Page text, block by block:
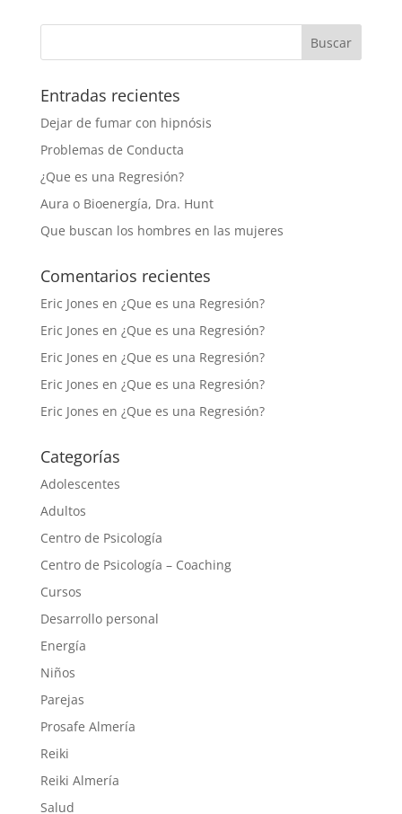
Entradas recientes
Dejar de fumar con hipnósis
Problemas de Conducta
¿Que es una Regresión?
Aura o Bioenergía, Dra. Hunt
Que buscan los hombres en las mujeres
Comentarios recientes
Eric Jones en ¿Que es una Regresión?
Eric Jones en ¿Que es una Regresión?
Eric Jones en ¿Que es una Regresión?
Eric Jones en ¿Que es una Regresión?
Eric Jones en ¿Que es una Regresión?
Categorías
Adolescentes
Adultos
Centro de Psicología
Centro de Psicología – Coaching
Cursos
Desarrollo personal
Energía
Niños
Parejas
Prosafe Almería
Reiki
Reiki Almería
Salud